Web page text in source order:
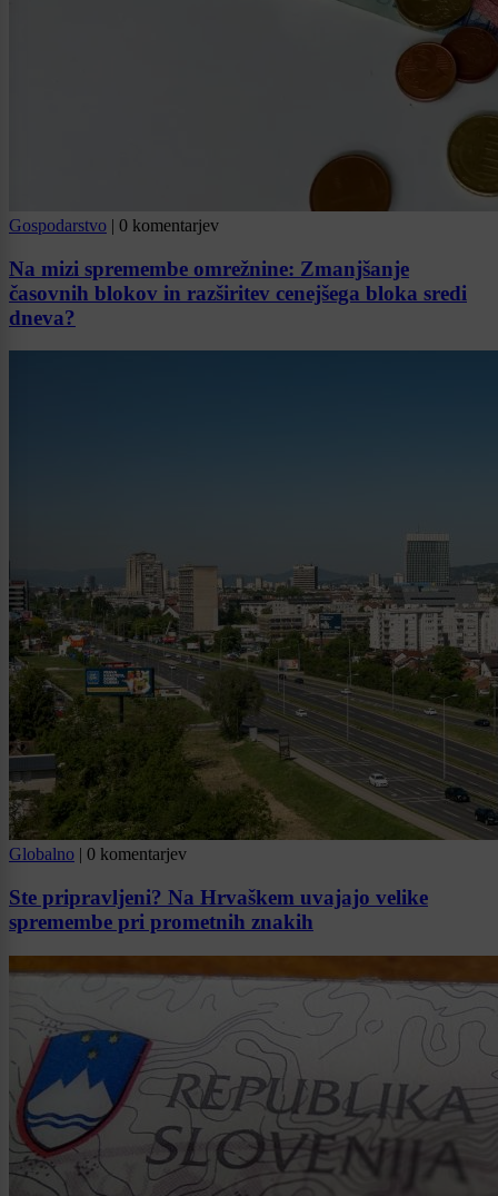
Gospodarstvo | 0 komentarjev
Na mizi spremembe omrežnine: Zmanjšanje
časovnih blokov in razširitev cenejšega bloka sredi
dneva?
Globalno | 0 komentarjev
Ste pripravljeni? Na Hrvaškem uvajajo velike
spremembe pri prometnih znakih